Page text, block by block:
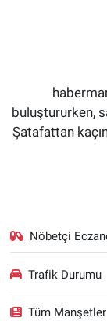
buluştururken,
Şatafattan
Nöbetçi
Trafik Durumu
Tüm Manşetler